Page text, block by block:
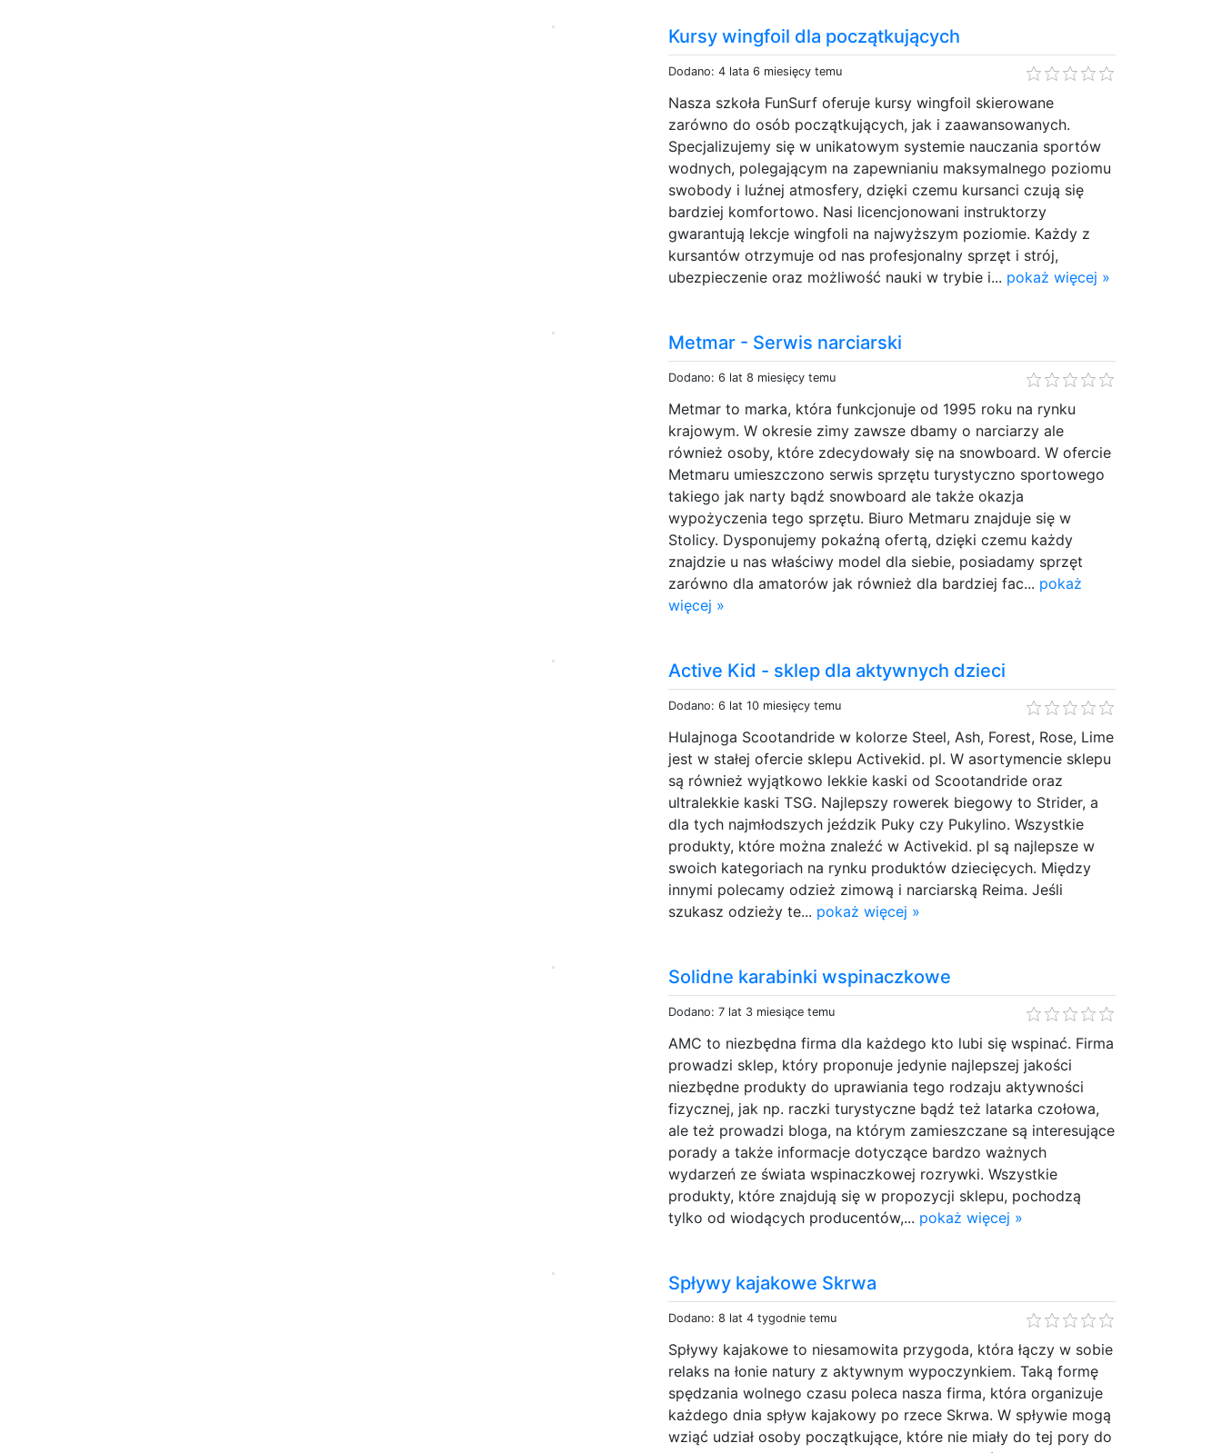
Kursy wingfoil dla początkujących
Dodano: 4 lata 6 miesięcy temu
Nasza szkoła FunSurf oferuje kursy wingfoil skierowane
zarówno do osób początkujących, jak i zaawansowanych.
Specjalizujemy się w unikatowym systemie nauczania sportów
wodnych, polegającym na zapewnianiu maksymalnego poziomu
swobody i luźnej atmosfery, dzięki czemu kursanci czują się
bardziej komfortowo. Nasi licencjonowani instruktorzy
gwarantują lekcje wingfoli na najwyższym poziomie. Każdy z
kursantów otrzymuje od nas profesjonalny sprzęt i strój,
ubezpieczenie oraz możliwość nauki w trybie i... pokaż więcej »
Metmar - Serwis narciarski
Dodano: 6 lat 8 miesięcy temu
Metmar to marka, która funkcjonuje od 1995 roku na rynku
krajowym. W okresie zimy zawsze dbamy o narciarzy ale
również osoby, które zdecydowały się na snowboard. W ofercie
Metmaru umieszczono serwis sprzętu turystyczno sportowego
takiego jak narty bądź snowboard ale także okazja
wypożyczenia tego sprzętu. Biuro Metmaru znajduje się w
Stolicy. Dysponujemy pokaźną ofertą, dzięki czemu każdy
znajdzie u nas właściwy model dla siebie, posiadamy sprzęt
zarówno dla amatorów jak również dla bardziej fac... pokaż
więcej »
Active Kid - sklep dla aktywnych dzieci
Dodano: 6 lat 10 miesięcy temu
Hulajnoga Scootandride w kolorze Steel, Ash, Forest, Rose, Lime
jest w stałej ofercie sklepu Activekid. pl. W asortymencie sklepu
są również wyjątkowo lekkie kaski od Scootandride oraz
ultralekkie kaski TSG. Najlepszy rowerek biegowy to Strider, a
dla tych najmłodszych jeździk Puky czy Pukylino. Wszystkie
produkty, które można znaleźć w Activekid. pl są najlepsze w
swoich kategoriach na rynku produktów dziecięcych. Między
innymi polecamy odzież zimową i narciarską Reima. Jeśli
szukasz odzieży te... pokaż więcej »
Solidne karabinki wspinaczkowe
Dodano: 7 lat 3 miesiące temu
AMC to niezbędna firma dla każdego kto lubi się wspinać. Firma
prowadzi sklep, który proponuje jedynie najlepszej jakości
niezbędne produkty do uprawiania tego rodzaju aktywności
fizycznej, jak np. raczki turystyczne bądź też latarka czołowa,
ale też prowadzi bloga, na którym zamieszczane są interesujące
porady a także informacje dotyczące bardzo ważnych
wydarzeń ze świata wspinaczkowej rozrywki. Wszystkie
produkty, które znajdują się w propozycji sklepu, pochodzą
tylko od wiodących producentów,... pokaż więcej »
Spływy kajakowe Skrwa
Dodano: 8 lat 4 tygodnie temu
Spływy kajakowe to niesamowita przygoda, która łączy w sobie
relaks na łonie natury z aktywnym wypoczynkiem. Taką formę
spędzania wolnego czasu poleca nasza firma, która organizuje
każdego dnia spływ kajakowy po rzece Skrwa. W spływie mogą
wziąć udział osoby początkujące, które nie miały do tej pory do